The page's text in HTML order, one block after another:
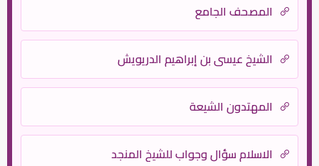
المصحف الجامع
الشيخ عيسى بن إبراهيم الدريويش
المهتدون الشيعة
الاسلام سؤال وجواب للشيخ المنجد